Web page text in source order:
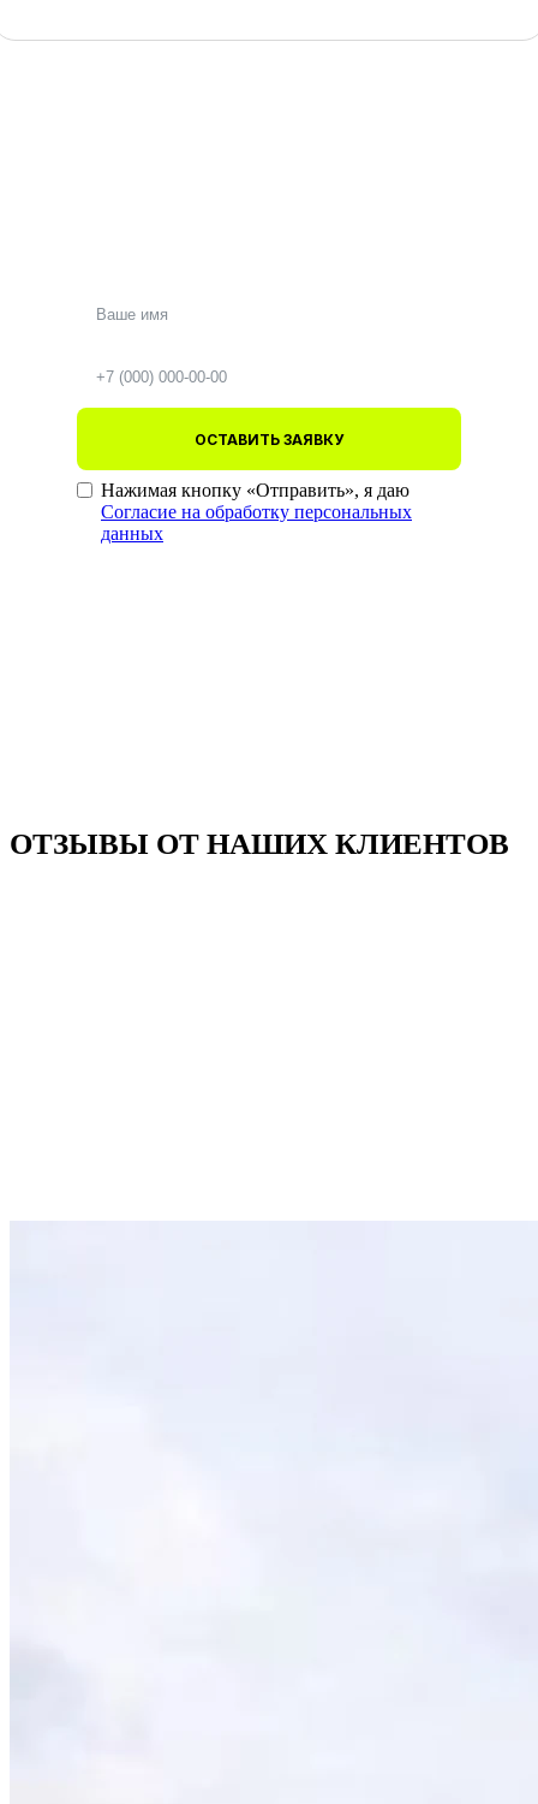
ОСТАВИТЬ ЗАЯВКУ
Нажимая кнопку «Отправить», я даю
Согласие на обработку персональных
данных
ОТЗЫВЫ ОТ НАШИХ КЛИЕНТОВ